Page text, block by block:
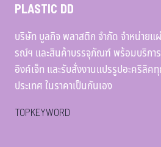
PLASTIC DD
บริษัท บูลกิจ พลาสติก จำกัด จำหน่ายแ
รณ์ฯ และสินค้าบรรจุภัณฑ์ พร้อมบริกา
อิงค์เจ็ท และรับสั่งงานแปรรูปอะคริลิค
ประเทศ ในราคาเป็นกันเอง
TOPKEYWORD